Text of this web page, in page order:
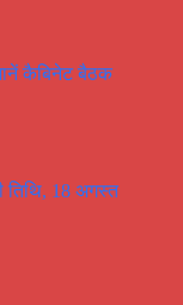
कैबिनेट बैठक
तिथि, 18 अगस्त